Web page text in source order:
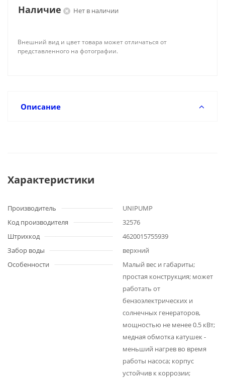
Наличие Нет в наличии
Внешний вид и цвет товара может отличаться от
представленного на фотографии.
Описание
Характеристики
Производитель
UNIPUMP
Код производителя
32576
Штрихкод
4620015755939
Забор воды
верхний
Особенности
Малый вес и габариты;
простая конструкция; может
работать от
бензоэлектрических и
солнечных генераторов,
мощностью не менее 0.5 кВт;
медная обмотка катушек -
меньший нагрев во время
работы насоса; корпус
устойчив к коррозии;